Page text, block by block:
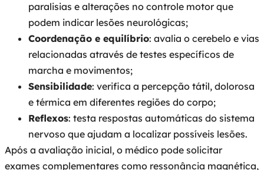
paralisias e alterações no controle motor que
podem indicar lesões neurológicas;
Coordenação e equilíbrio: avalia o cerebelo e vias
relacionadas através de testes específicos de
marcha e movimentos;
Sensibilidade: verifica a percepção tátil, dolorosa
e térmica em diferentes regiões do corpo;
Reflexos: testa respostas automáticas do sistema
nervoso que ajudam a localizar possíveis lesões.
Após a avaliação inicial, o médico pode solicitar
exames complementares como ressonância magnética,